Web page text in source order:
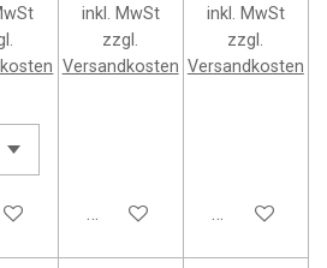
Warenkorb
inkl. MwSt
zzgl.
Versandkosten
In den Warenkorb
inkl. MwSt
zzgl.
Versandkosten
In den